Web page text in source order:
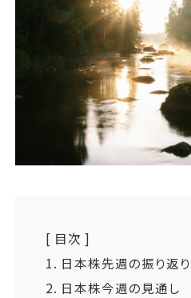
ファミリーオフィスとは
関連書籍
メールマガジン登録
よくある質問
[ 目次 ]
1. 日本株先週の振り返り
2. 日本株今週の見通し